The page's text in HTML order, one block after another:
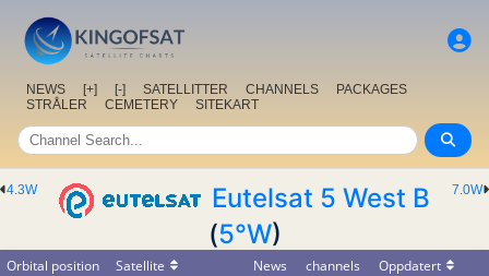
NEWS [+] [-] SATELLITTER CHANNELS
PACKAGES
STRÅLER
CEMETERY SITEKART
7.0W
4.3W
Eutelsat 5 West B
(5°W)
Orbital position Satellite News channels Oppdatert